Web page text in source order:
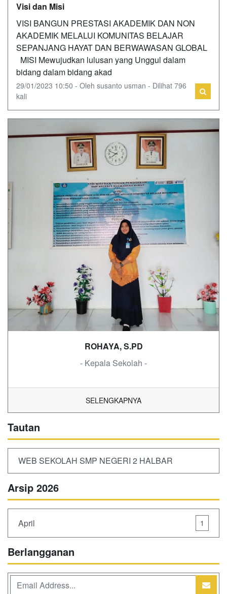
Visi dan Misi
VISI BANGUN PRESTASI AKADEMIK DAN NON
AKADEMIK MELALUI KOMUNITAS BELAJAR
SEPANJANG HAYAT DAN BERWAWASAN GLOBAL
MISI Mewujudkan lulusan yang Unggul dalam
bidang dalam bidang akad
29/01/2023 10:50 - Oleh susanto usman - Dilihat 796
kali
ROHAYA, S.PD
- Kepala Sekolah -
SELENGKAPNYA
Tautan
WEB SEKOLAH SMP NEGERI 2 HALBAR
Arsip 2026
April 1
Berlangganan